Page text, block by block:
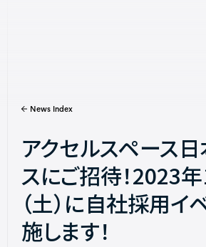
News Index
アクセルスペース
スにご招待！2023
（土）に自社採用イ
施します！
News
Services
Missions